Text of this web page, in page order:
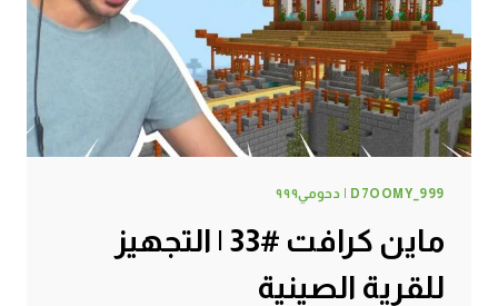
D7OOMY_999 | دحومي٩٩٩
ماين كرافت #33 | التجهيز
للقرية الصينية